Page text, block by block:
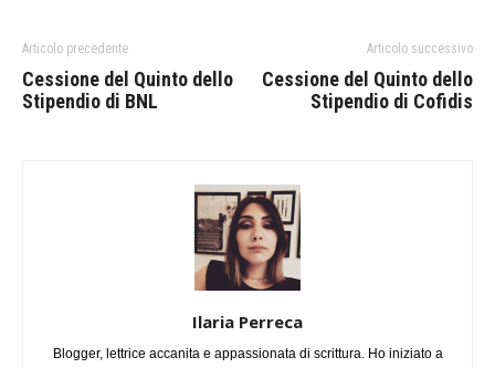
Articolo precedente
Cessione del Quinto dello
Stipendio di BNL
Articolo successivo
Cessione del Quinto dello
Stipendio di Cofidis
Ilaria Perreca
Blogger, lettrice accanita e appassionata di scrittura. Ho iniziato a